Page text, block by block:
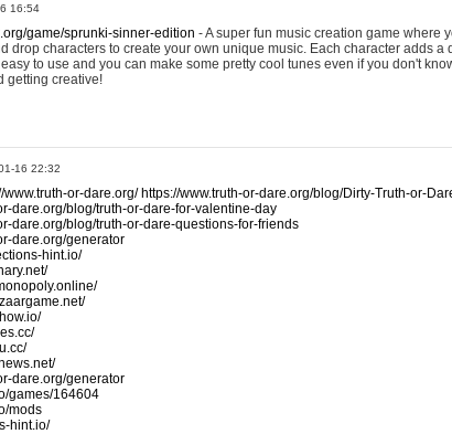
16:54
game/sprunki-sinner-edition - A super fun music creation game where
drop characters to create your own unique music. Each character adds a
to use and you can make some pretty cool tunes even if you don't
getting creative!
16 22:32
www.truth-or-dare.org/ https://www.truth-or-dare.org/blog/Dirty-Truth-or-
dare.org/blog/truth-or-dare-for-valentine-day
dare.org/blog/truth-or-dare-questions-for-friends
dare.org/generator
hint.io/
dare.org/generator
games/164604
mods
hint.io/